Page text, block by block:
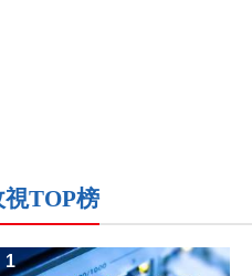
視TOP榜
1